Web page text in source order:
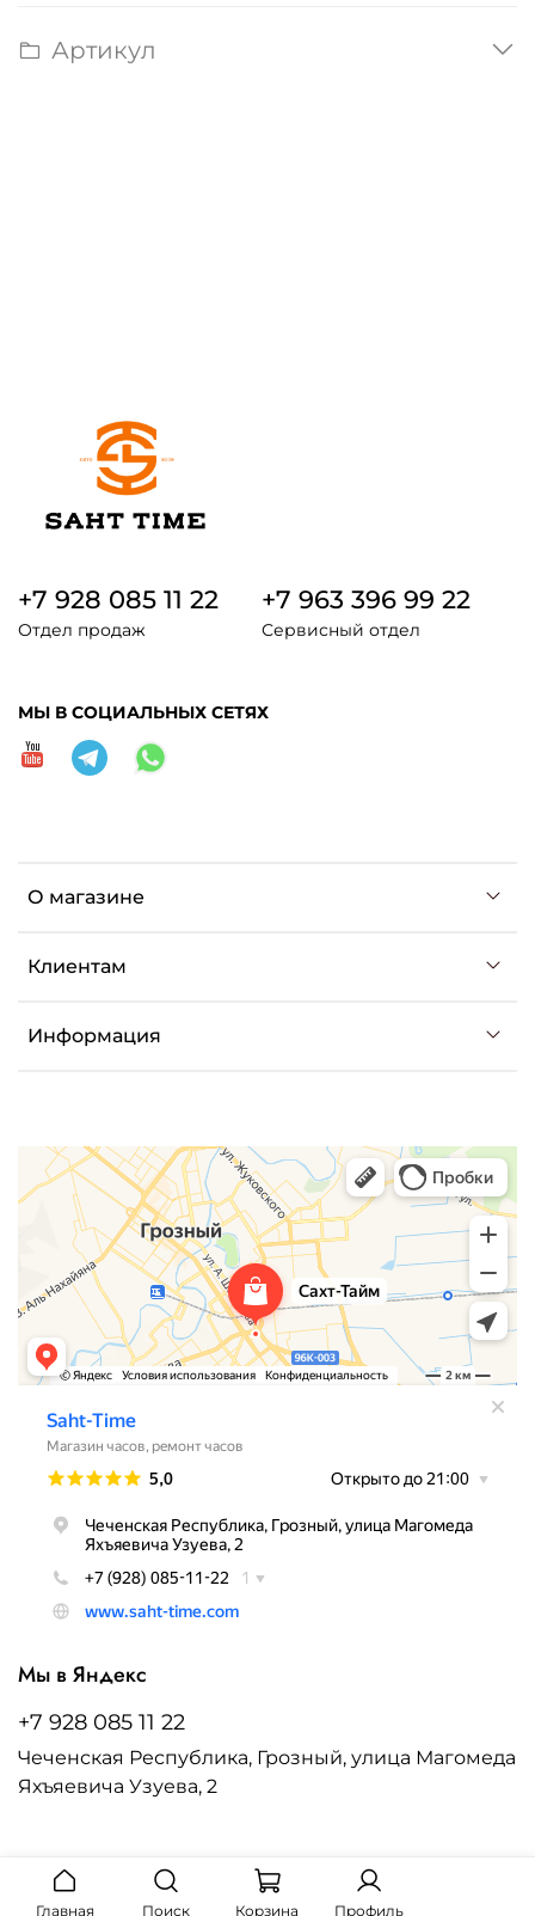
Артикул
О магазине
Клиентам
Информация
+7 928 085 11 22
Отдел продаж
+7 963 396 99 22
Сервисный отдел
МЫ В СОЦИАЛЬНЫХ СЕТЯХ
Мы в Яндекс
+7 928 085 11 22
Чеченская Республика, Грозный, улица Магомеда
Яхъяевича Узуева, 2
Главная Поиск Корзина Профиль